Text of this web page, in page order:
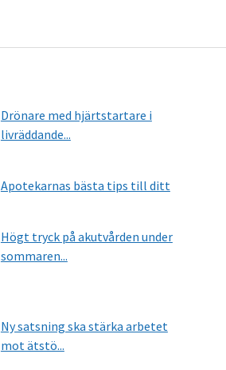
Drönare med hjärtstartare i
livräddande...
Apotekarnas bästa tips till ditt
Högt tryck på akutvården under
sommaren...
Ny satsning ska stärka arbetet
mot ätstö...